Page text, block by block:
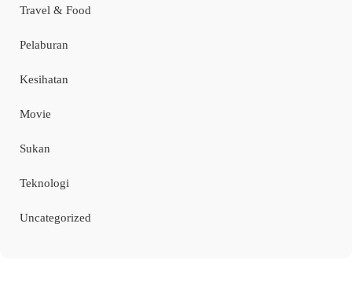
Travel & Food
Pelaburan
Kesihatan
Movie
Sukan
Teknologi
Uncategorized